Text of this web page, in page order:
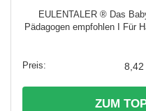
EULENTALER ® Das
Pädagogen empfohlen I Für
8,42
ZUM